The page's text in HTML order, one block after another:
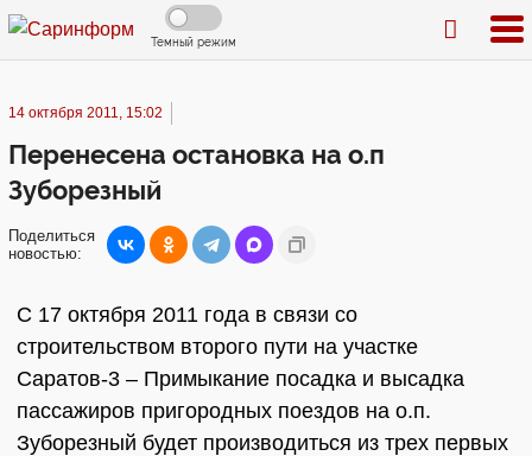
Темный режим
14 октября 2011, 15:02
Перенесена остановка на о.п
Зуборезный
Поделиться
новостью:
С 17 октября 2011 года в связи со
строительством второго пути на участке
Саратов-3 – Примыкание посадка и высадка
пассажиров пригородных поездов на о.п.
Зуборезный будет производиться из трех первых